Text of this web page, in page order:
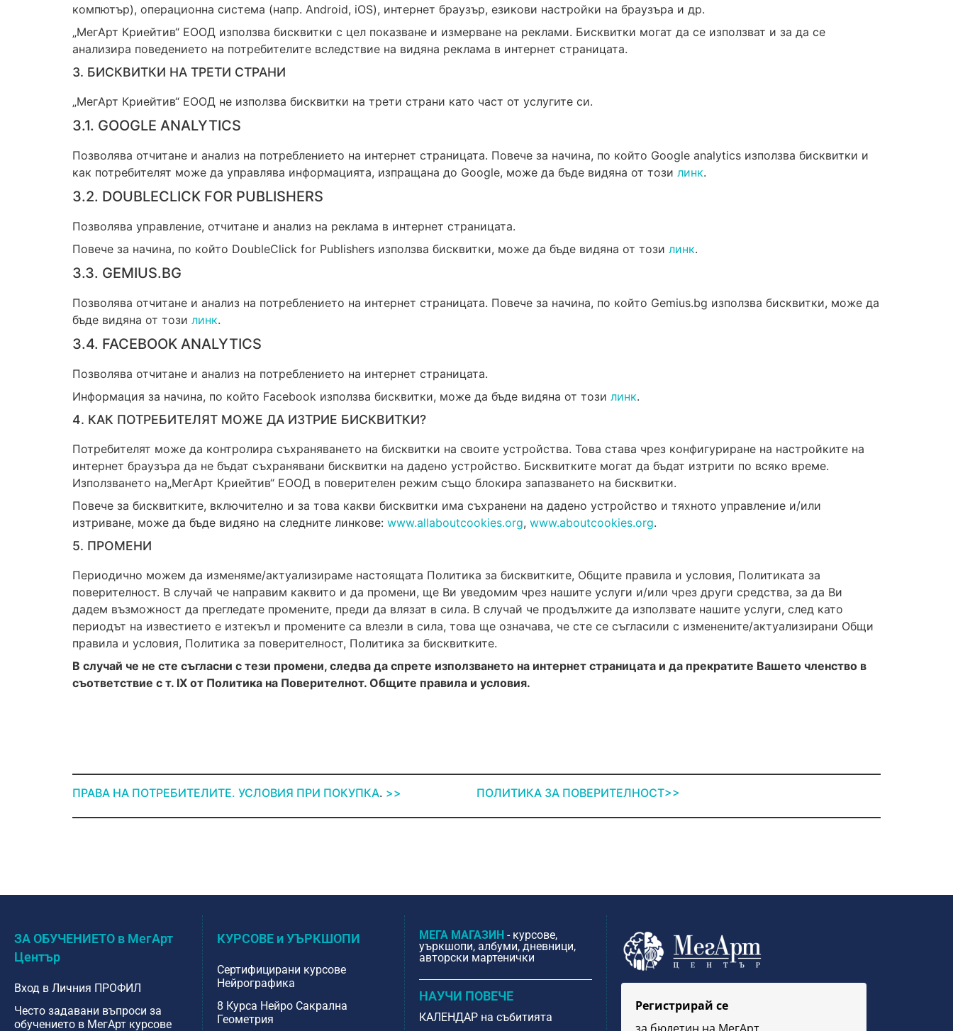
компютър), операционна система (напр. Android, iOS), интернет браузър, езикови настройки на браузъра и др.
„МегАрт Криейтив“ ЕООД използва бисквитки с цел показване и измерване на реклами. Бисквитки могат да се използват и за да се
анализира поведението на потребителите вследствие на видяна реклама в интернет страницата.
3. БИСКВИТКИ НА ТРЕТИ СТРАНИ
„МегАрт Криейтив“ ЕООД не използва бисквитки на трети страни като част от услугите си.
3.1. GOOGLE ANALYTICS
Позволява отчитане и анализ на потреблението на интернет страницата. Повече за начина, по който Google analytics използва бисквитки и
как потребителят може да управлява информацията, изпращана до Google, може да бъде видяна от този линк.
3.2. DOUBLECLICK FOR PUBLISHERS
Позволява управление, отчитане и анализ на реклама в интернет страницата.
Повече за начина, по който DoubleClick for Publishers използва бисквитки, може да бъде видяна от този линк.
3.3. GEMIUS.BG
Позволява отчитане и анализ на потреблението на интернет страницата. Повече за начина, по който Gemius.bg използва бисквитки, може да
бъде видяна от този линк.
3.4. FACEBOOK ANALYTICS
Позволява отчитане и анализ на потреблението на интернет страницата.
Информация за начина, по който Facebook използва бисквитки, може да бъде видяна от този линк.
4. КАК ПОТРЕБИТЕЛЯТ МОЖЕ ДА ИЗТРИЕ БИСКВИТКИ?
Потребителят може да контролира съхраняването на бисквитки на своите устройства. Това става чрез конфигуриране на настройките на
интернет браузъра да не бъдат съхранявани бисквитки на дадено устройство. Бисквитките могат да бъдат изтрити по всяко време.
Използването на„МегАрт Криейтив“ ЕООД в поверителен режим също блокира запазването на бисквитки.
Повече за бисквитките, включително и за това какви бисквитки има съхранени на дадено устройство и тяхното управление и/или
изтриване, може да бъде видяно на следните линкове: www.allaboutcookies.org, www.aboutcookies.org.
5. ПРОМЕНИ
Периодично можем да изменяме/актуализираме настоящата Политика за бисквитките, Общите правила и условия, Политиката за
поверителност. В случай че направим каквито и да промени, ще Ви уведомим чрез нашите услуги и/или чрез други средства, за да Ви
дадем възможност да прегледате промените, преди да влязат в сила. В случай че продължите да използвате нашите услуги, след като
периодът на известието е изтекъл и промените са влезли в сила, това ще означава, че сте се съгласили с изменените/актуализирани Общи
правила и условия, Политика за поверителност, Политика за бисквитките.
В случай че не сте съгласни с тези промени, следва да спрете използването на интернет страницата и да прекратите Вашето членство в
съответствие с т. IX от Политика на Поверителнот. Общите правила и условия.
ПРАВА НА ПОТРЕБИТЕЛИТЕ. УСЛОВИЯ ПРИ ПОКУПКА. >> ПОЛИТИКА ЗА ПОВЕРИТЕЛНОСТ>>
ЗА ОБУЧЕНИЕТО в МегАрт
Център
Вход в Личния ПРОФИЛ
Често задавани въпроси за
обучението в МегАрт курсове ​
КУРСОВЕ и УЪРКШОПИ
Сертифицирани курсове
Нейрографика
8 Курса Нейро Сакрална
Геометрия
МЕГА МАГАЗИН - курсове,
уъркшопи, албуми, дневници,
авторски мартенички
НАУЧИ ПОВЕЧЕ
КАЛЕНДАР на събитията
Регистрирай се